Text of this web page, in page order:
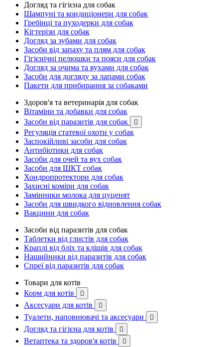
Догляд та гігієна для собак
Шампуні та кондиціонери для собак
Гребінці та пуходерки для собак
Кігтерізи для собак
Догляд за зубами для собак
Засоби від запаху та плям для собак
Гігієнічні пелюшки та пояси для собак
Догляд за очима та вухами для собак
Засоби для догляду за лапами собак
Пакети для прибирання за собаками
Здоров'я та ветеринарія для собак
Вітаміни та добавки для собак
Засоби від паразитів для собак

Регуляція статевої охоти у собак
Заспокійливі засоби для собак
Антибіотики для собак
Засоби для очей та вух собак
Засоби для ШКТ собак
Хондропротектори для собак
Захисні коміри для собак
Замінники молока для цуценят
Засоби для швидкого відновлення собак
Вакцини для собак
Засоби від паразитів для собак
Таблетки від глистів для собак
Краплі від бліх та кліщів для собак
Нашийники від паразитів для собак
Спреї від паразитів для собак
Товари для котів
Корм для котів

Аксесуари для котів 
Туалети, наповнювачі та аксесуари 
Догляд та гігієна для котів 
Ветаптека та здоров'я котів 